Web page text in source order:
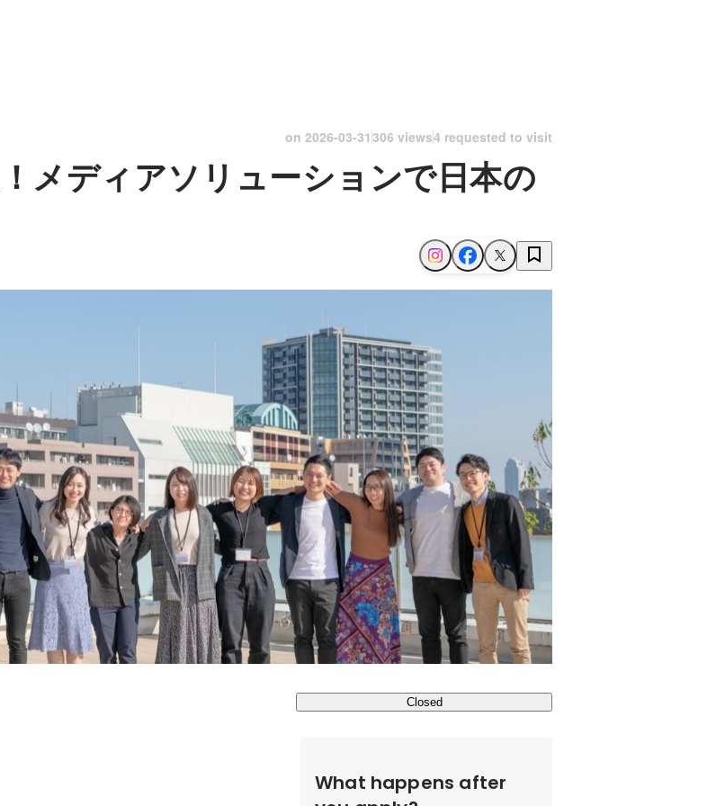
on 2026-03-31 306 views4 requested to visit
メディアソリューションで日本の
Closed
What happens after